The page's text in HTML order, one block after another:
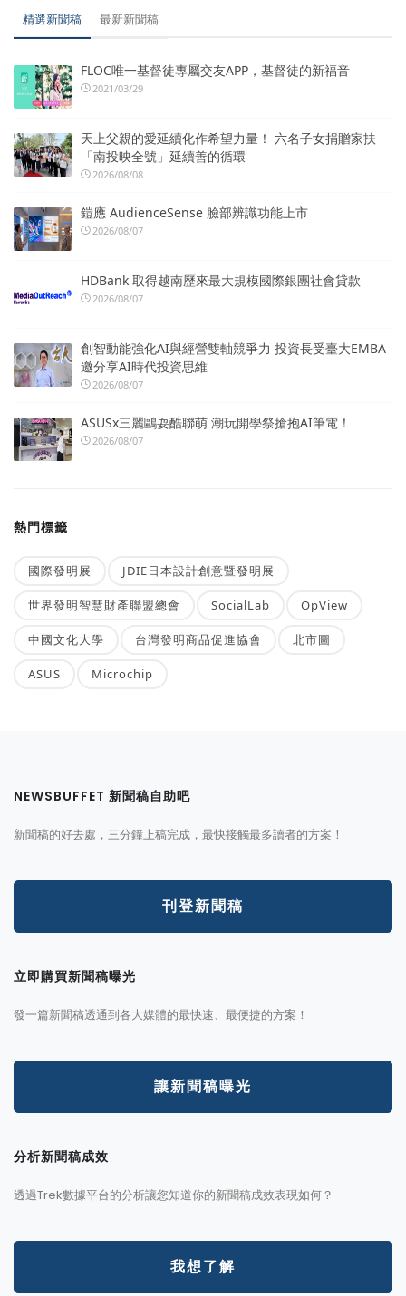
精選新聞稿 最新新聞稿
FLOC唯一基督徒專屬交友APP，基督徒的新福音
2021/03/29
天上父親的愛延續化作希望力量！ 六名子女捐贈家扶
「南投映全號」延續善的循環
2026/08/08
鎧應 AudienceSense 臉部辨識功能上市
2026/08/07
HDBank 取得越南歷來最大規模國際銀團社會貸款
2026/08/07
創智動能強化AI與經營雙軸競爭力 投資長受臺大EMBA
邀分享AI時代投資思維
2026/08/07
ASUSx三麗鷗耍酷聯萌 潮玩開學祭搶抱AI筆電！
2026/08/07
熱門標籤
國際發明展 JDIE日本設計創意暨發明展
世界發明智慧財產聯盟總會 SocialLab OpView
中國文化大學 台灣發明商品促進協會 北市圖
ASUS Microchip
NEWSBUFFET 新聞稿自助吧
新聞稿的好去處，三分鐘上稿完成，最快接觸最多讀者的方案！
刊登新聞稿
立即購買新聞稿曝光
發一篇新聞稿透通到各大媒體的最快速、最便捷的方案！
讓新聞稿曝光
分析新聞稿成效
透過Trek數據平台的分析讓您知道你的新聞稿成效表現如何？
我想了解